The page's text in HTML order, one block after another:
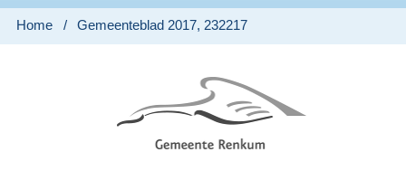
Home Gemeenteblad 2017, 232217